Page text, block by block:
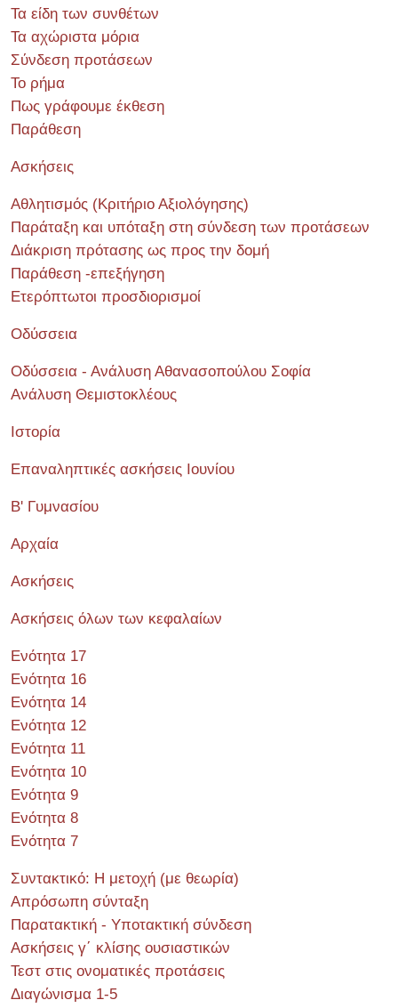
Τα είδη των συνθέτων
Τα αχώριστα μόρια
Σύνδεση προτάσεων
Το ρήμα
Πως γράφουμε έκθεση
Παράθεση
Ασκήσεις
Αθλητισμός (Κριτήριο Αξιολόγησης)
Παράταξη και υπόταξη στη σύνδεση των προτάσεων
Διάκριση πρότασης ως προς την δομή
Παράθεση -επεξήγηση
Ετερόπτωτοι προσδιορισμοί
Οδύσσεια
Οδύσσεια - Ανάλυση Αθανασοπούλου Σοφία
Ανάλυση Θεμιστοκλέους
Ιστορία
Επαναληπτικές ασκήσεις Ιουνίου
Β' Γυμνασίου
Αρχαία
Ασκήσεις
Ασκήσεις όλων των κεφαλαίων
Ενότητα 17
Ενότητα 16
Ενότητα 14
Ενότητα 12
Ενότητα 11
Ενότητα 10
Ενότητα 9
Ενότητα 8
Ενότητα 7
Συντακτικό: Η μετοχή (με θεωρία)
Απρόσωπη σύνταξη
Παρατακτική - Υποτακτική σύνδεση
Ασκήσεις γ΄ κλίσης ουσιαστικών
Τεστ στις ονοματικές προτάσεις
Διαγώνισμα 1-5